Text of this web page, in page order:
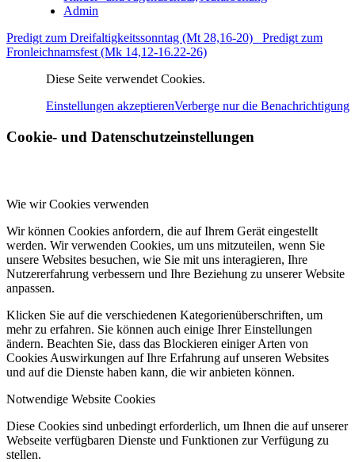
Admin
Predigt zum Dreifaltigkeitssonntag (Mt 28,16-20)
Predigt zum
Fronleichnamsfest (Mk 14,12-16.22-26)
Diese Seite verwendet Cookies.
Einstellungen akzeptierenVerberge nur die Benachrichtigung
Cookie- und Datenschutzeinstellungen
Wie wir Cookies verwenden
Wir können Cookies anfordern, die auf Ihrem Gerät eingestellt
werden. Wir verwenden Cookies, um uns mitzuteilen, wenn Sie
unsere Websites besuchen, wie Sie mit uns interagieren, Ihre
Nutzererfahrung verbessern und Ihre Beziehung zu unserer Website
anpassen.
Klicken Sie auf die verschiedenen Kategorienüberschriften, um
mehr zu erfahren. Sie können auch einige Ihrer Einstellungen
ändern. Beachten Sie, dass das Blockieren einiger Arten von
Cookies Auswirkungen auf Ihre Erfahrung auf unseren Websites
und auf die Dienste haben kann, die wir anbieten können.
Notwendige Website Cookies
Diese Cookies sind unbedingt erforderlich, um Ihnen die auf unserer
Webseite verfügbaren Dienste und Funktionen zur Verfügung zu
stellen.